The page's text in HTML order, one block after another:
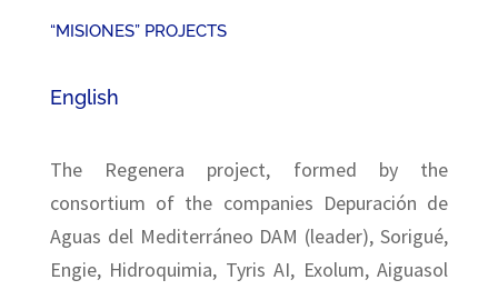
“MISIONES” PROJECTS
English
The Regenera project, formed by the
consortium of the companies Depuración de
Aguas del Mediterráneo DAM (leader), Sorigué,
Engie, Hidroquimia, Tyris AI, Exolum, Aiguasol